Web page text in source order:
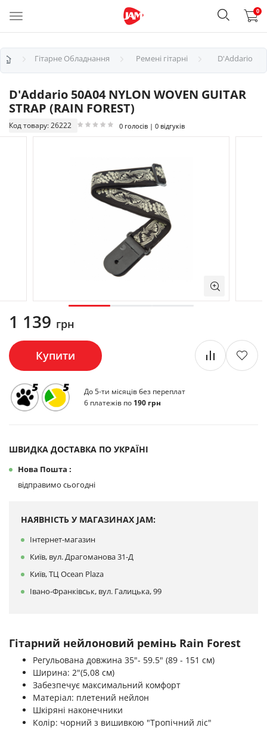
0
Гітарне Обладнання Ремені гітарні D'Addario
D'Addario 50A04 NYLON WOVEN GUITAR
STRAP (RAIN FOREST)
Код товару: 26222 0 голосів | 0 відгуків
1 139 грн
Купити
До 5-ти місяців без переплат
6 платежів по 190 грн
ШВИДКА ДОСТАВКА ПО УКРАЇНІ
Нова Пошта :
відправимо сьогодні
НАЯВНІСТЬ У МАГАЗИНАХ JAM:
Інтернет-магазин
Київ, вул. Драгоманова 31-Д
Київ, ТЦ Ocean Plaza
Івано-Франківськ, вул. Галицька, 99
Гітарний нейлоновий ремінь Rain Forest
Регульована довжина 35"- 59.5" (89 - 151 см)
Ширина: 2"(5,08 см)
Забезпечує максимальний комфорт
Матеріал: плетений нейлон
Шкіряні наконечники
Колір: чорний з вишивкою "Тропічний ліс"